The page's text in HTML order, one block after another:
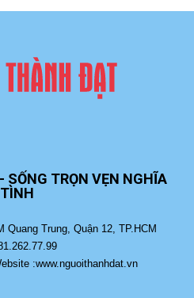
TRỌN VẸN NGHĨA
TÌNH
Quang Trung, Quận 12, TP.HCM
:www.nguoithanhdat.vn